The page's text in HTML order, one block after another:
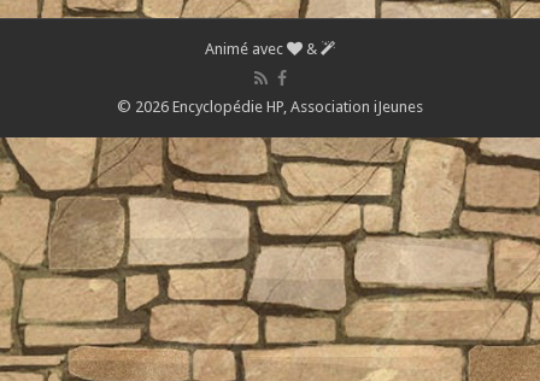
Animé avec &
© 2026 Encyclopédie HP, Association iJeunes